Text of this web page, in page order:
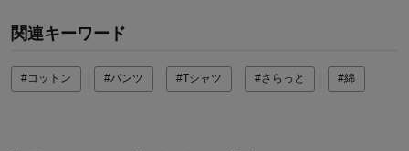
関連キーワード
#コットン #パンツ #Tシャツ #さらっと #綿